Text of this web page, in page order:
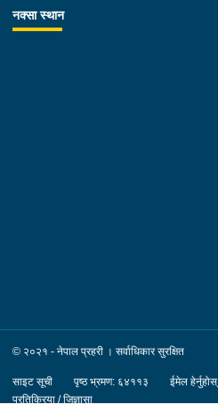
नक्सा स्थान
© २०२१ - नेपाल प्रहरी । सर्वाधिकार सुरक्षित
साइट सूची पृष्ठ भ्रमण: ६४११३ ईमेल हेर्नुहोस्
प्रतिक्रिया / जिज्ञासा